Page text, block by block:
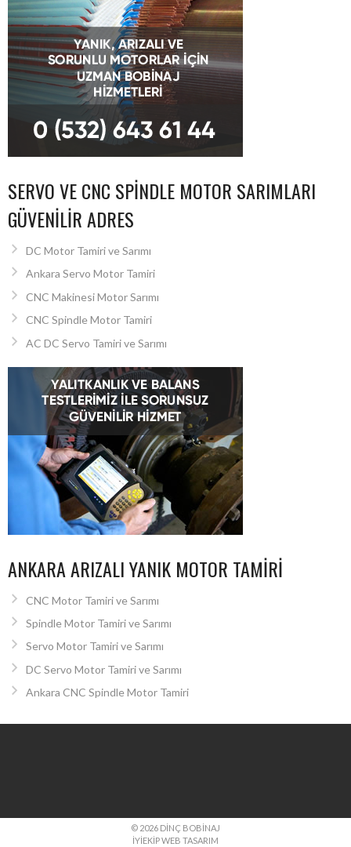
SERVO VE CNC SPINDLE MOTOR SARIMLARI
GÜVENILIR ADRES
DC Motor Tamiri ve Sarımı
Ankara Servo Motor Tamiri
CNC Makinesi Motor Sarımı
CNC Spindle Motor Tamiri
AC DC Servo Tamiri ve Sarımı
ANKARA ARIZALI YANIK MOTOR TAMIRI
CNC Motor Tamiri ve Sarımı
Spindle Motor Tamiri ve Sarımı
Servo Motor Tamiri ve Sarımı
DC Servo Motor Tamiri ve Sarımı
Ankara CNC Spindle Motor Tamiri
© 2026 DINÇ BOBINAJ
İYIEKIP WEB TASARIM